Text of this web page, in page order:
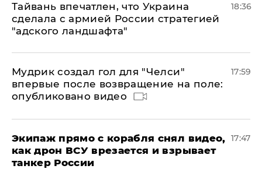
Тайвань впечатлен, что Украина
сделала с армией России стратегией
"адского ландшафта"
18:36
Мудрик создал гол для "Челси"
впервые после возвращение на поле:
опубликовано видео
17:59
Экипаж прямо с корабля снял видео,
как дрон ВСУ врезается и взрывает
танкер России
17:47